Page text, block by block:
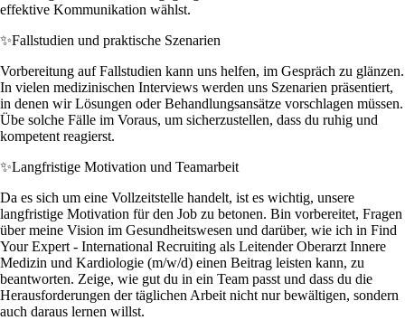
effektive Kommunikation wählst.
✨Fallstudien und praktische Szenarien
Vorbereitung auf Fallstudien kann uns helfen, im Gespräch zu glänzen.
In vielen medizinischen Interviews werden uns Szenarien präsentiert,
in denen wir Lösungen oder Behandlungsansätze vorschlagen müssen.
Übe solche Fälle im Voraus, um sicherzustellen, dass du ruhig und
kompetent reagierst.
✨Langfristige Motivation und Teamarbeit
Da es sich um eine Vollzeitstelle handelt, ist es wichtig, unsere
langfristige Motivation für den Job zu betonen. Bin vorbereitet, Fragen
über meine Vision im Gesundheitswesen und darüber, wie ich in Find
Your Expert - International Recruiting als Leitender Oberarzt Innere
Medizin und Kardiologie (m/w/d) einen Beitrag leisten kann, zu
beantworten. Zeige, wie gut du in ein Team passt und dass du die
Herausforderungen der täglichen Arbeit nicht nur bewältigen, sondern
auch daraus lernen willst.